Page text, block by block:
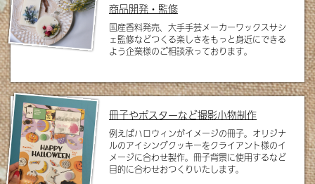
商品開発・監修
国産香料発売、大手手芸メーカーワックスサシ
ェ監修などつくる楽しさをもっと身近にできる
よう企業様のご相談承っております。
冊子やポスターなど撮影小物制作
例えばハロウィンがイメージの冊子。オリジナ
ルのアイシングクッキーをクライアント様のイ
メージに合わせ製作。冊子背景に使用するなど
目的に合わせおつくりいたします。